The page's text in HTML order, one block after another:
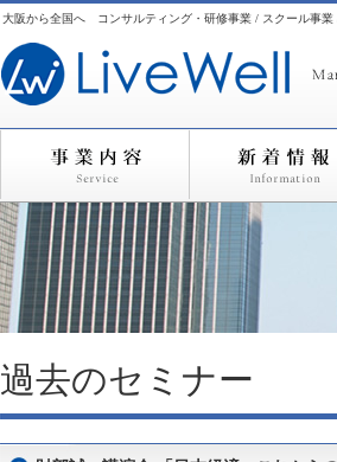
大阪から全国へ コンサルティング・研修事業 / スクール事
過去のセミナー